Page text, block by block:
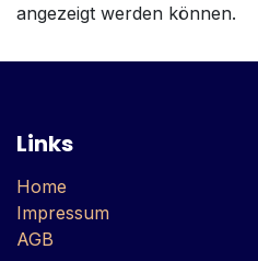
angezeigt werden können.
Links
Home
Impressum
AGB